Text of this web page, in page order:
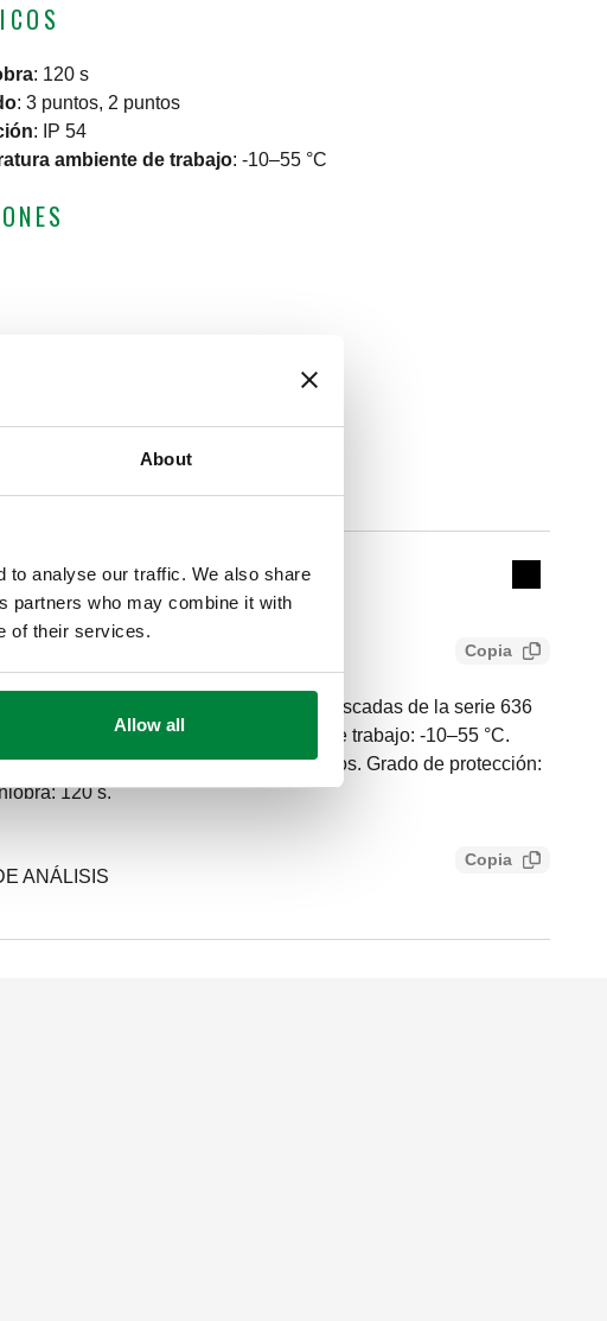
About
to analyse our traffic. We also share
partners who may combine it with
of their services.
Allow all
: 120 s
: 3 puntos, 2 puntos
:
IP 54
ambiente de trabajo: -10–55 °C
230 V AC
Collapse
Copia
para válvulas de regulación roscadas de la serie 636
N. Rango de temperatura ambiente de trabajo: -10–55 °C.
Señal de comando: 3 puntos, 2 puntos. Grado de protección:
120 s.
ANÁLISIS
Copia